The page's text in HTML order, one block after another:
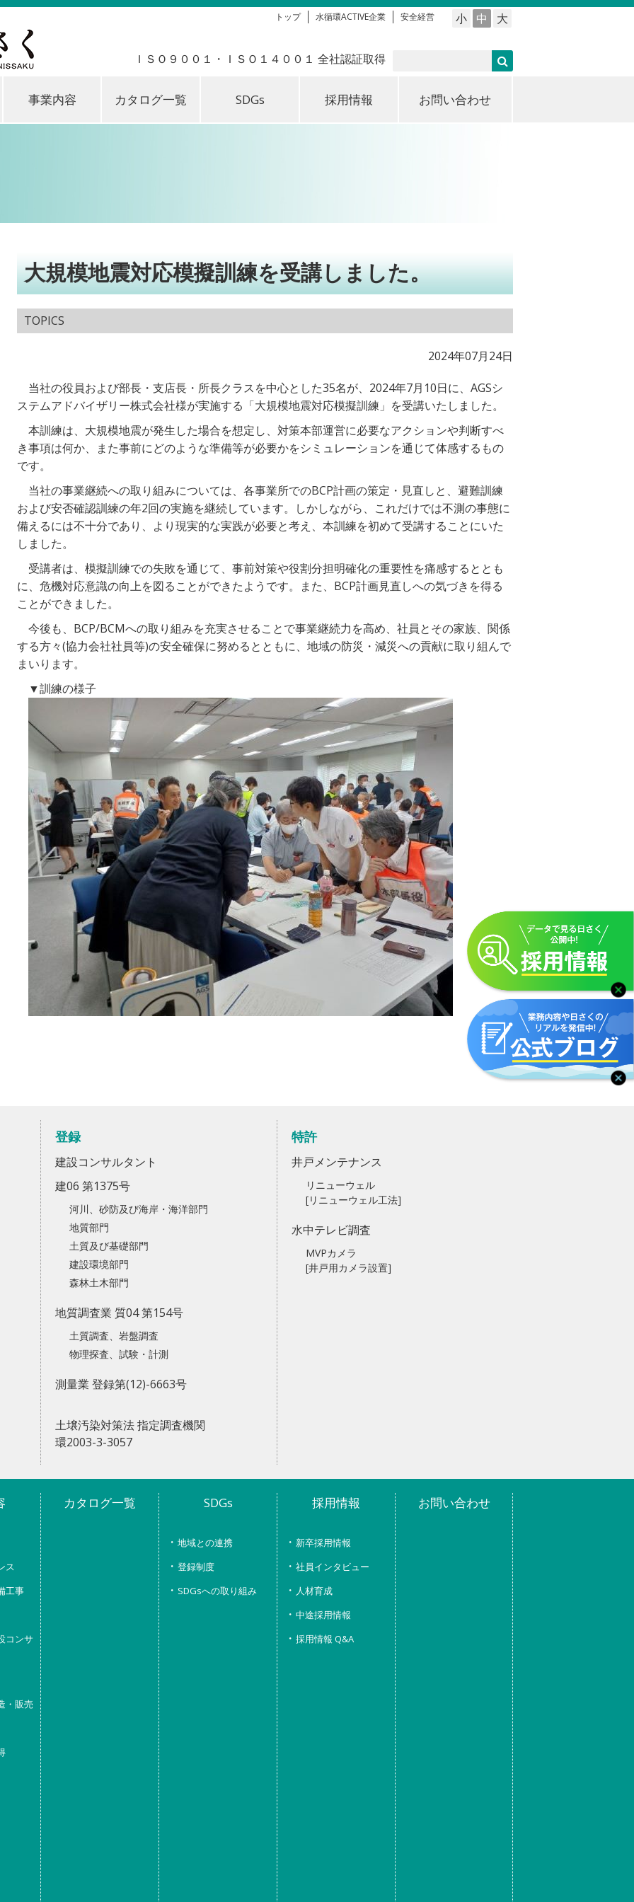
小 中 大
トップ 水循環ACTIVE企業 安全経営
ＩＳＯ９００１・ＩＳＯ１４００１ 全社認証取得
事業内容 カタログ一覧 SDGs 採用情報 お問い合わせ
大規模地震対応模擬訓練を受講しました。
TOPICS
2024年07月24日
当社の役員および部長・支店長・所長クラスを中心とした35名が、2024年7月10日に、AGSシ
ステムアドバイザリー株式会社様が実施する「大規模地震対応模擬訓練」を受講いたしました。
本訓練は、大規模地震が発生した場合を想定し、対策本部運営に必要なアクションや判断すべ
き事項は何か、また事前にどのような準備等が必要かをシミュレーションを通じて体感するもの
です。
当社の事業継続への取り組みについては、各事業所でのBCP計画の策定・見直しと、避難訓練
および安否確認訓練の年2回の実施を継続しています。しかしながら、これだけでは不測の事態に
備えるには不十分であり、より現実的な実践が必要と考え、本訓練を初めて受講することにいた
しました。
受講者は、模擬訓練での失敗を通じて、事前対策や役割分担明確化の重要性を痛感するととも
に、危機対応意識の向上を図ることができたようです。また、BCP計画見直しへの気づきを得る
ことができました。
今後も、BCP/BCMへの取り組みを充実させることで事業継続力を高め、社員とその家族、関係
する方々(協力会社社員等)の安全確保に努めるとともに、地域の防災・減災への貢献に取り組んで
まいります。
▼訓練の様子
登録
建設コンサルタント
建06 第1375号
河川、砂防及び海岸・海洋部門
地質部門
土質及び基礎部門
建設環境部門
森林土木部門
地質調査業 質04 第154号
土質調査、岩盤調査
物理探査、試験・計測
測量業 登録第(12)-6663号
土壌汚染対策法 指定調査機関
環2003-3-3057
特許
井戸メンテナンス
リニューウェル
[リニューウェル工法]
水中テレビ調査
MVPカメラ
[井戸用カメラ設置]
ス
工事
コンサ
・販売
カタログ一覧 SDGs
地域との連携
登録制度
SDGsへの取り組み
採用情報
新卒採用情報
社員インタビュー
人材育成
中途採用情報
採用情報 Q&A
お問い合わせ